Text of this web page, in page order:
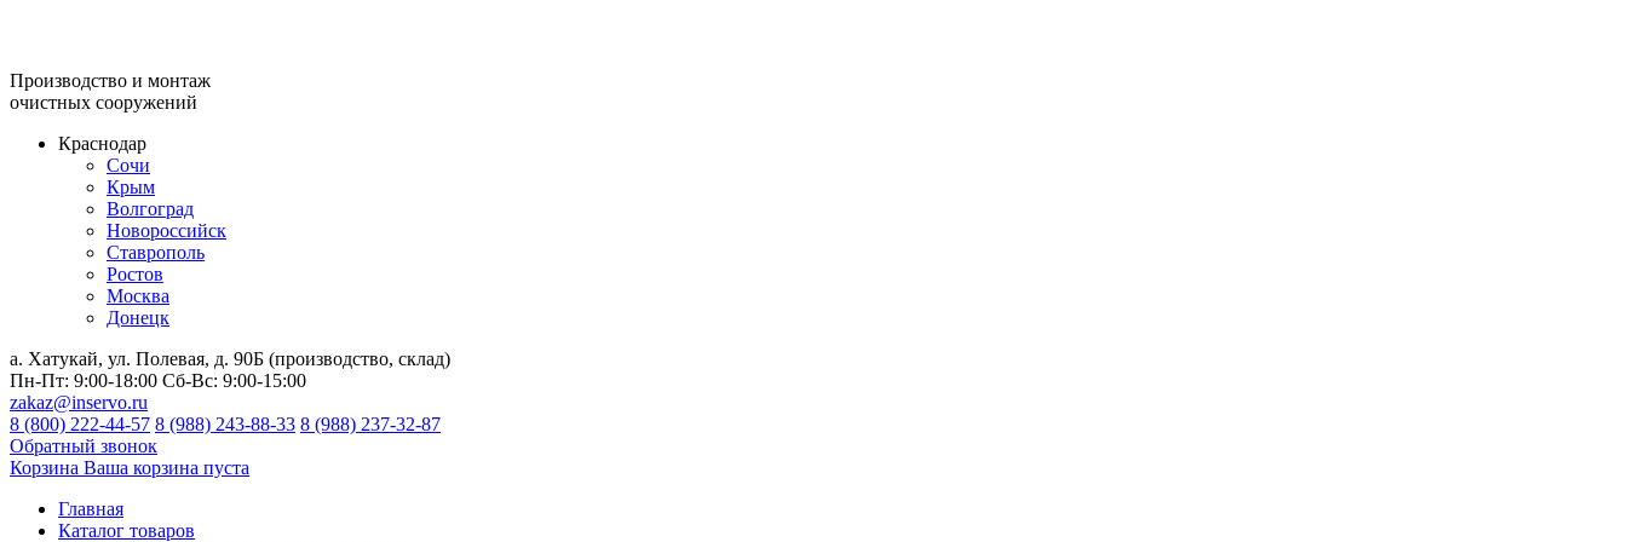
Производство и монтаж
очистных сооружений
Краснодар
Сочи
Крым
Волгоград
Новороссийск
Ставрополь
Ростов
Москва
Донецк
а. Хатукай, ул. Полевая, д. 90Б (производство, склад)
Пн-Пт: 9:00-18:00 Сб-Вс: 9:00-15:00
zakaz@inservo.ru
8 (800) 222-44-57 8 (988) 243-88-33 8 (988) 237-32-87
Обратный звонок
Корзина Ваша корзина пуста
Главная
Каталог товаров